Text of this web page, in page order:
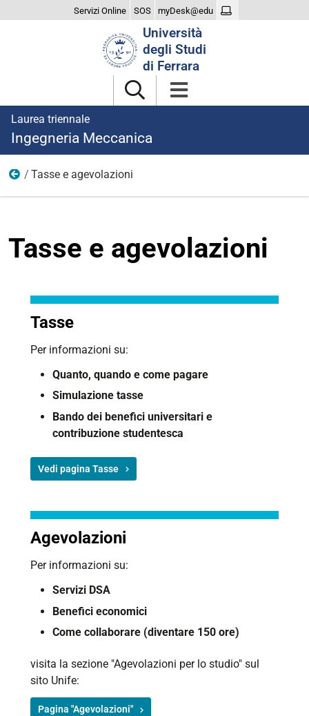
Servizi Online SOS myDesk@edu
Università
degli Studi
di Ferrara
Laurea triennale
Ingegneria Meccanica
Studiare
Tasse e agevolazioni
Tasse e agevolazioni
Tasse
Per informazioni su:
Quanto, quando e come pagare
Simulazione tasse
Bando dei benefici universitari e
contribuzione studentesca
Vedi pagina Tasse
Agevolazioni
Per informazioni su:
Servizi DSA
Benefici economici
Come collaborare (diventare 150 ore)
visita la sezione "Agevolazioni per lo studio" sul
sito Unife:
Pagina "Agevolazioni"